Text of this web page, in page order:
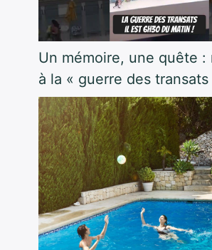
Un mémoire, une quête :
à la « guerre des transats